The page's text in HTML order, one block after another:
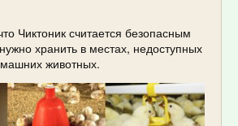
Чиктоник считается безопасным
хранить в местах, недоступных
животных.